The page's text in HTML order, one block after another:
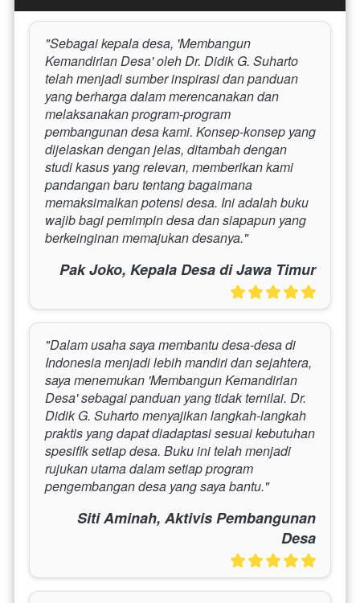
"Sebagai kepala desa, 'Membangun
Kemandirian Desa' oleh Dr. Didik G. Suharto
telah menjadi sumber inspirasi dan panduan
yang berharga dalam merencanakan dan
melaksanakan program-program
pembangunan desa kami. Konsep-konsep yang
dijelaskan dengan jelas, ditambah dengan
studi kasus yang relevan, memberikan kami
pandangan baru tentang bagaimana
memaksimalkan potensi desa. Ini adalah buku
wajib bagi pemimpin desa dan siapapun yang
berkeinginan memajukan desanya."
Pak Joko, Kepala Desa di Jawa Timur
"Dalam usaha saya membantu desa-desa di
Indonesia menjadi lebih mandiri dan sejahtera,
saya menemukan 'Membangun Kemandirian
Desa' sebagai panduan yang tidak ternilai. Dr.
Didik G. Suharto menyajikan langkah-langkah
praktis yang dapat diadaptasi sesuai kebutuhan
spesifik setiap desa. Buku ini telah menjadi
rujukan utama dalam setiap program
pengembangan desa yang saya bantu."
Siti Aminah, Aktivis Pembangunan
Desa